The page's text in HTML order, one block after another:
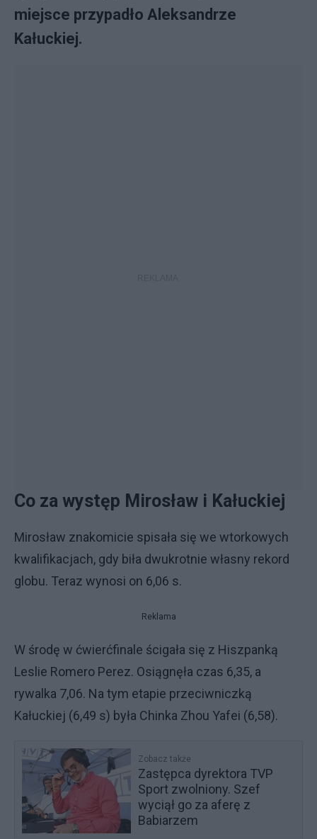
miejsce przypadło Aleksandrze
Kałuckiej.
Co za występ Mirosław i Kałuckiej
Mirosław znakomicie spisała się we wtorkowych
kwalifikacjach, gdy biła dwukrotnie własny rekord
globu. Teraz wynosi on 6,06 s.
Reklama
W środę w ćwierćfinale ścigała się z Hiszpanką
Leslie Romero Perez. Osiągnęła czas 6,35, a
rywalka 7,06. Na tym etapie przeciwniczką
Kałuckiej (6,49 s) była Chinka Zhou Yafei (6,58).
Zobacz także
Zastępca dyrektora TVP
Sport zwolniony. Szef
wyciął go za aferę z
Babiarzem